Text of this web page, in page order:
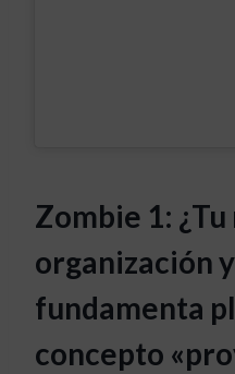
Zombie 1:
organización
fundamenta
concepto